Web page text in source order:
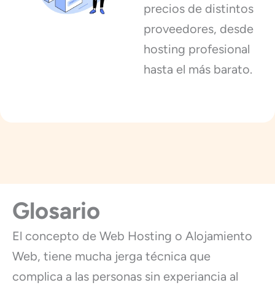
precios de distintos
proveedores, desde
hosting profesional
hasta el más barato.
Glosario
El concepto de Web Hosting o Alojamiento
Web, tiene mucha jerga técnica que
complica a las personas sin experiancia al